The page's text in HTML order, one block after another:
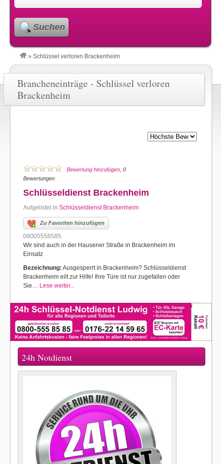
Suchen
» Schlüssel verloren Brackenheim
Brancheneinträge - Schlüssel verloren
Brackenheim
Bewertung hinzufügen , 0
Bewertungen
Schlüsseldienst Brackenheim
Aufgelistet in Schlüsseldienst Brackenheim
Zu Favoriten hinzufügen
08005558585
Wir sind auch in der Hausener Straße in Brackenheim im
Einsatz
Bezeichnung: Ausgesperrt in Brackenheim? Schlüsseldienst
Brackenheim eilt zur Hilfe! Ihre Türe ist nur zugefallen oder
Sie… Lese weiter...
24h Notdienst